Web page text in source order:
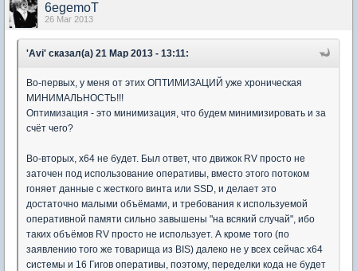
6egemoT
26 Mar 2013
'Avi' сказал(а) 21 Мар 2013 - 13:11:
Во-первых, у меня от этих ОПТИМИЗАЦИЙ уже хроническая
МИНИМАЛЬНОСТЬ!!!
Оптимизация - это минимизация, что будем минимизировать и за
счёт чего?
Во-вторых, х64 не будет. Был ответ, что движок RV просто не
заточен под использование оперативы, вместо этого потоком
гоняет данные с жесткого винта или SSD, и делает это
достаточно малыми объёмами, и требования к используемой
оперативной памяти сильно завышены "на всякий случай", ибо
таких объёмов RV просто не использует. А кроме того (по
заявлению того же товарища из BIS) далеко не у всех сейчас х64
системы и 16 Гигов оперативы, поэтому, переделки кода не будет